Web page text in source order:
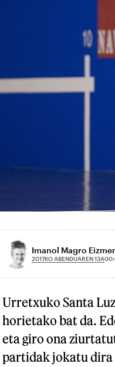
Imanol Magro
2017KO ABENDUAREN 13A
Urretxuko Santa
horietako bat da.
eta giro ona
partidak jokatu dira